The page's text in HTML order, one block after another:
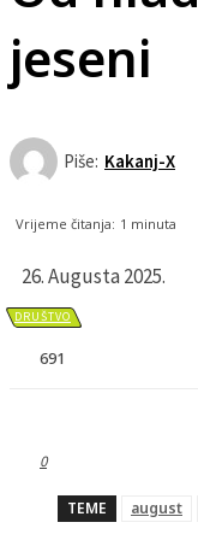
jeseni
Piše: Kakanj-X
Vrijeme čitanja: 1 minuta
26. Augusta 2025.
DRUŠTVO
691
0
TEME august